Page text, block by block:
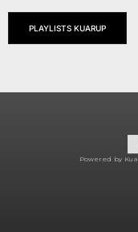
PLAYLISTS KUARUP
Powered by